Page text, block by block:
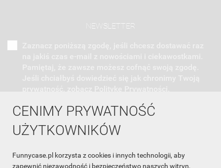
CENIMY PRYWATNOŚĆ
UŻYTKOWNIKÓW
Funnycase.pl korzysta z cookies i innych technologii, aby
zapewnić niezawodność i bezpieczeństwo naszych witryn,
NEWSLETTER
INFORMACJA O SKLEPIE